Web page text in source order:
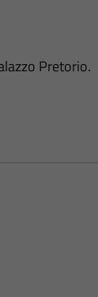
Pretorio.